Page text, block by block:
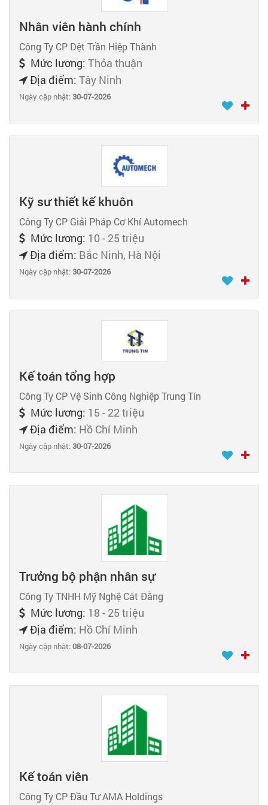
Nhân viên hành chính
Công Ty CP Dệt Trần Hiệp Thành
Mức lương: Thỏa thuận
Địa điểm: Tây Ninh
Ngày cập nhật:30-07-2026
Kỹ sư thiết kế khuôn
Công Ty CP Giải Pháp Cơ Khí Automech
Mức lương: 10 - 25 triệu
Địa điểm: Bắc Ninh, Hà Nội
Ngày cập nhật:30-07-2026
Kế toán tổng hợp
Công Ty CP Vệ Sinh Công Nghiệp Trung Tín
Mức lương: 15 - 22 triệu
Địa điểm: Hồ Chí Minh
Ngày cập nhật:30-07-2026
Trưởng bộ phận nhân sự
Công Ty TNHH Mỹ Nghệ Cát Đằng
Mức lương: 18 - 25 triệu
Địa điểm: Hồ Chí Minh
Ngày cập nhật:08-07-2026
Kế toán viên
Công Ty CP Đầu Tư AMA Holdings